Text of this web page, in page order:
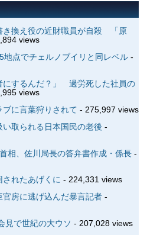
き換え役の近財職員が自殺 「原
views
点でチェルノブイリと同レベル-
にするんだ？」 過労死した社員の
views
に言葉狩りされて - 275,997 views
い取られる日本国民の老後 -
相、佐川局長の答弁書作成・係長-
れたあげくに - 224,331 views
房に逃げ込んだ暴言記者-
見で世紀の大ウソ - 207,028 views